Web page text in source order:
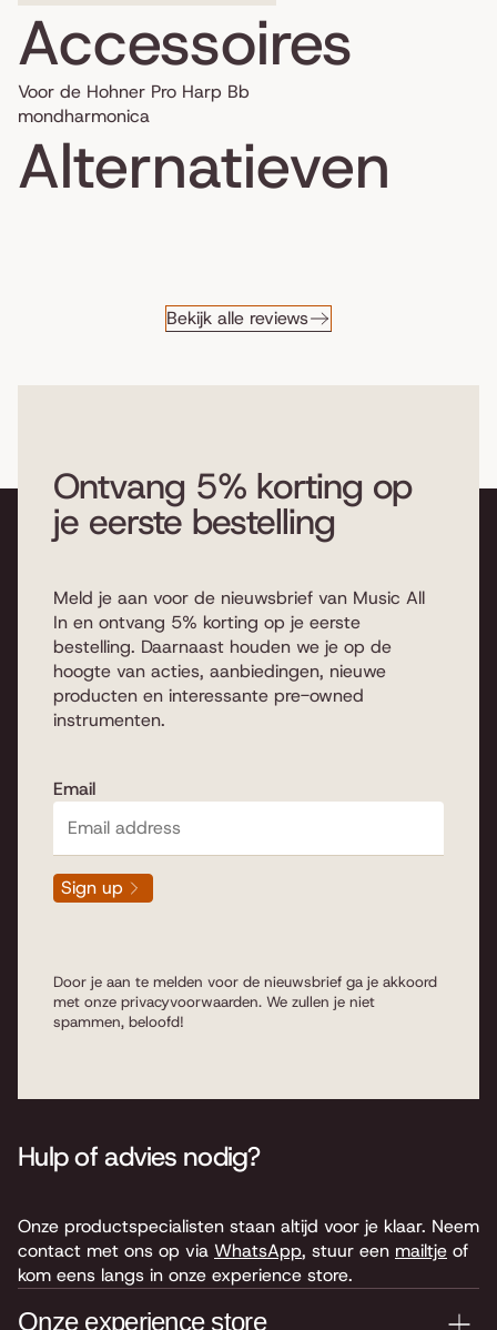
Accessoires
Voor de Hohner Pro Harp Bb
mondharmonica
Alternatieven
Bekijk alle reviews
Ontvang 5% korting op
je eerste bestelling
Meld je aan voor de nieuwsbrief van Music All
In en ontvang 5% korting op je eerste
bestelling. Daarnaast houden we je op de
hoogte van acties, aanbiedingen, nieuwe
producten en interessante pre-owned
instrumenten.
Email
Sign up
Door je aan te melden voor de nieuwsbrief ga je akkoord
met onze privacyvoorwaarden. We zullen je niet
spammen, beloofd!
Hulp of advies nodig?
Onze productspecialisten staan altijd voor je klaar. Neem
contact met ons op via WhatsApp, stuur een mailtje of
kom eens langs in onze experience store.
Onze experience store